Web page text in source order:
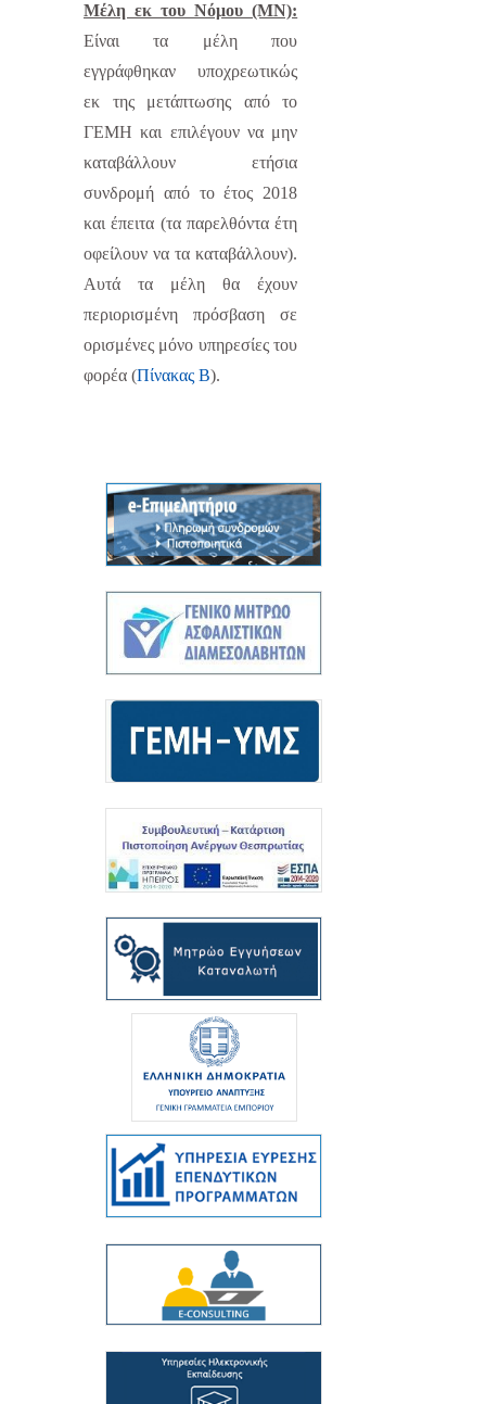
Μέλη εκ του Νόμου (ΜΝ):
Είναι τα μέλη που
εγγράφθηκαν υποχρεωτικώς
εκ της μετάπτωσης από το
ΓΕΜΗ και επιλέγουν να μην
καταβάλλουν ετήσια
συνδρομή από το έτος 2018
και έπειτα (τα παρελθόντα έτη
οφείλουν να τα καταβάλλουν).
Αυτά τα μέλη θα έχουν
περιορισμένη πρόσβαση σε
ορισμένες μόνο υπηρεσίες του
φορέα (Πίνακας Β).